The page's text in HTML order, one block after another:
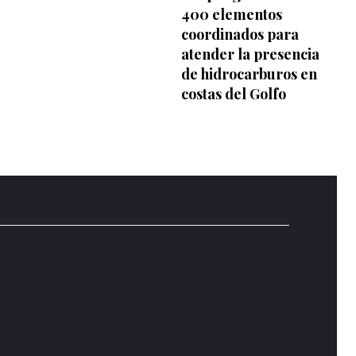
400 elementos
coordinados para
atender la presencia
de hidrocarburos en
costas del Golfo